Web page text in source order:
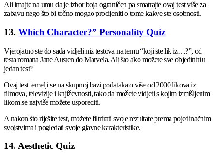
Ali imajte na umu da je izbor boja ograničen pa smatrajte ovaj test više za
zabavu nego što bi točno mogao procijeniti o tome kakve ste osobnosti.
13. Which Character?” Personality Quiz
Vjerojatno ste do sada vidjeli niz testova na temu “koji ste lik iz…?”, od
testa romana Jane Austen do Marvela. Ali što ako možete sve objediniti u
jedan test?
Ovaj test temelji se na skupnoj bazi podataka o više od 2000 likova iz
filmova, televizije i književnosti, tako da možete vidjeti s kojim izmišljenim
likom se najviše možete usporediti.
A nakon što riješite test, možete filtrirati svoje rezultate prema pojedinačnim
svojstvima i pogledati svoje glavne karakteristike.
14. Aesthetic Quiz